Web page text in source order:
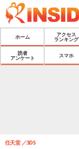
ホーム
アクセス
ランキング
読者
アンケート
スマホ
任天堂 3DS